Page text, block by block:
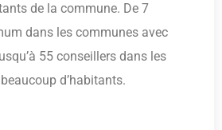
de la commune. De 7
dans les communes avec
55 conseillers dans les
d’habitants.